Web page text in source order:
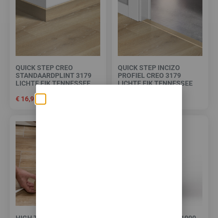
QUICK STEP CREO
STANDAARDPLINT 3179
LICHTE EIK TENNESSEE
€ 16,95
QUICK STEP INCIZO
PROFIEL CREO 3179
LICHTE EIK TENNESSEE